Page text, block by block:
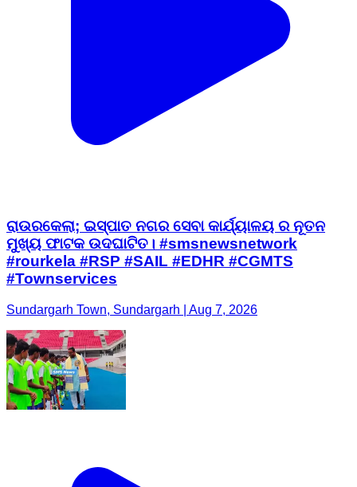
ରାଉରକେଲା; ଇସ୍ପାତ ନଗର ସେବା କାର୍ଯ୍ୟାଳୟ ର ନୂତନ
ମୁଖ୍ୟ ଫାଟକ ଉଦଘାଟିତ। #smsnewsnetwork
#rourkela #RSP #SAIL #EDHR #CGMTS
#Townservices
Sundargarh Town, Sundargarh | Aug 7, 2026